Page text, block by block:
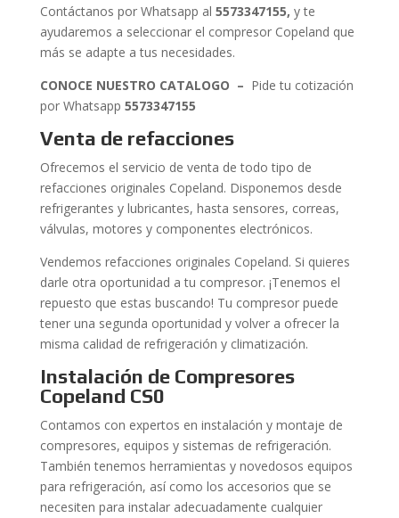
Contáctanos por Whatsapp al 5573347155, y te
ayudaremos a seleccionar el compresor Copeland que
más se adapte a tus necesidades.
CONOCE NUESTRO CATALOGO – Pide tu cotización
por Whatsapp 5573347155
Venta de refacciones
Ofrecemos el servicio de venta de todo tipo de
refacciones originales Copeland. Disponemos desde
refrigerantes y lubricantes, hasta sensores, correas,
válvulas, motores y componentes electrónicos.
Vendemos refacciones originales Copeland. Si quieres
darle otra oportunidad a tu compresor. ¡Tenemos el
repuesto que estas buscando! Tu compresor puede
tener una segunda oportunidad y volver a ofrecer la
misma calidad de refrigeración y climatización.
Instalación de Compresores
Copeland CS0
Contamos con expertos en instalación y montaje de
compresores, equipos y sistemas de refrigeración.
También tenemos herramientas y novedosos equipos
para refrigeración, así como los accesorios que se
necesiten para instalar adecuadamente cualquier